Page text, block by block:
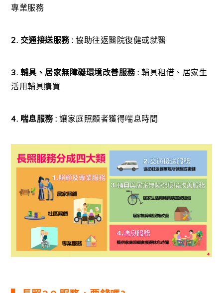
專業服務
2. 交通接送服務 :協助往返醫院復健或就醫
3. 輔具、居家無障礙環境改善服務 :輔具租借、居家生
活用輔具購買
4. 喘息服務 :讓家庭照顧者獲得喘息時間